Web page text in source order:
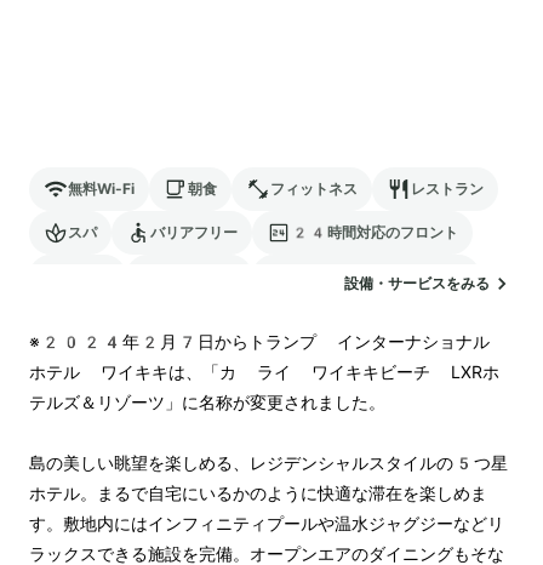
無料Wi-Fi 朝食 フィットネス レストラン
スパ バリアフリー 24時間対応のフロント
電気自動車の充電スタンド
設備・サービスをみる
※2024年2月7日からトランプ インターナショナル
ホテル ワイキキは、「カ ライ ワイキキビーチ LXRホ
テルズ＆リゾーツ」に名称が変更されました。
島の美しい眺望を楽しめる、レジデンシャルスタイルの5つ星
ホテル。まるで自宅にいるかのように快適な滞在を楽しめま
す。敷地内にはインフィニティプールや温水ジャグジーなどリ
ラックスできる施設を完備。オープンエアのダイニングもそな